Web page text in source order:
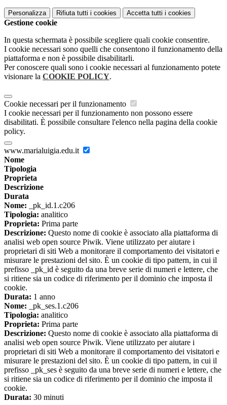
Personalizza Rifiuta tutti i cookies Accetta tutti i cookies
Gestione cookie
In questa schermata è possibile scegliere quali cookie consentire.
I cookie necessari sono quelli che consentono il funzionamento della
piattaforma e non è possibile disabilitarli.
Per conoscere quali sono i cookie necessari al funzionamento potete
visionare la COOKIE POLICY.
Cookie necessari per il funzionamento
I cookie necessari per il funzionamento non possono essere
disabilitati. È possibile consultare l'elenco nella pagina della cookie
policy.
www.marialuigia.edu.it
Nome
Tipologia
Proprieta
Descrizione
Durata
Nome: _pk_id.1.c206
Tipologia: analitico
Proprieta: Prima parte
Descrizione: Questo nome di cookie è associato alla piattaforma di
analisi web open source Piwik. Viene utilizzato per aiutare i
proprietari di siti Web a monitorare il comportamento dei visitatori e
misurare le prestazioni del sito. È un cookie di tipo pattern, in cui il
prefisso _pk_id è seguito da una breve serie di numeri e lettere, che
si ritiene sia un codice di riferimento per il dominio che imposta il
cookie.
Durata: 1 anno
Nome: _pk_ses.1.c206
Tipologia: analitico
Proprieta: Prima parte
Descrizione: Questo nome di cookie è associato alla piattaforma di
analisi web open source Piwik. Viene utilizzato per aiutare i
proprietari di siti Web a monitorare il comportamento dei visitatori e
misurare le prestazioni del sito. È un cookie di tipo pattern, in cui il
prefisso _pk_ses è seguito da una breve serie di numeri e lettere, che
si ritiene sia un codice di riferimento per il dominio che imposta il
cookie.
Durata: 30 minuti